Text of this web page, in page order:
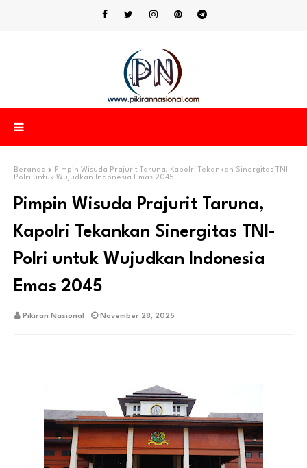
Beranda
Pimpin Wisuda Prajurit Taruna, Kapolri Tekankan Sinergitas TNI-
Polri untuk Wujudkan Indonesia Emas 2045
Pimpin Wisuda Prajurit Taruna,
Kapolri Tekankan Sinergitas TNI-
Polri untuk Wujudkan Indonesia
Emas 2045
Pikiran Nasional November 28, 2025